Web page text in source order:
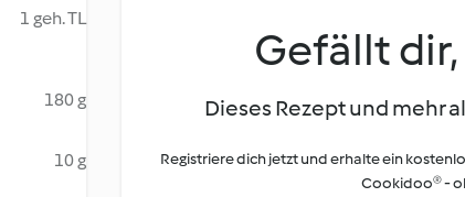
1 geh. TL
180 g
10 g
Gefällt
Dieses Rezept und mehr
Registriere dich jetzt und erhalte ein
Cookidoo® -